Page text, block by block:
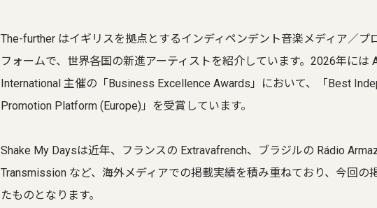
The-further はイギリスを拠点とするインディペンデント音楽メディア／プ
フォームで、世界各国の新進アーティストを紹介しています。2026年には
International 主催の「Business Excellence Awards」において、「Best
Promotion Platform (Europe)」を受賞しています。
Shake My Daysは近年、フランスの Extravafrench、ブラジルの Rádio
Transmission など、海外メディアでの掲載実績を積み重ねており、今回の
たものとなります。